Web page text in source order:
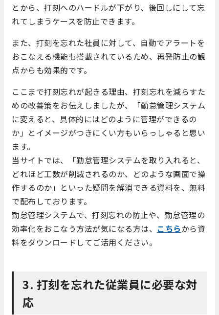
とから、打刻へのハードルが下がり、後回しにして忘
れてしまうケースを防止できます。
また、打刻を忘れた社員に対して、自動でアラートを
おこなえる機能も搭載されているため、再発防止の観
点からも効果的です。
ここまで打刻忘れが起きる理由、打刻忘れを減らすた
めの改善策をお伝えしましたが、「勤怠管理システム
に変えると、具体的にはどのように管理ができるの
か」とイメージがつきにくい方もいらっしゃると思い
ます。
当サイトでは、「勤怠管理システムを取り入れると、
どれほど工数が削減されるのか、どのような画面で操
作するのか」といった疑問を解消できる資料を、無料
で配布しております。
勤怠管理システムで、打刻忘れの防止や、勤怠管理の
効率化をおこなう方法が気になる方は、 こちらから資
料をダウンロードしてご活用ください。
3. 打刻を忘れた従業員に必要な対
応